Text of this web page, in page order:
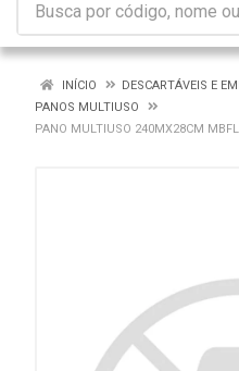
INÍCIO
DESCARTÁVEIS E
PANOS MULTIUSO
PANO MULTIUSO 240MX28CM